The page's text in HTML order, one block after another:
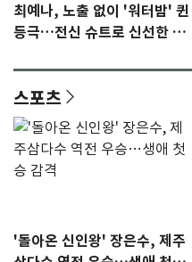
최예나, 노출 없이 '워터밤' 퀸
등극…전신 슈트로 신선한 충
스포츠
'돌아온 신인왕' 장은수, 제주